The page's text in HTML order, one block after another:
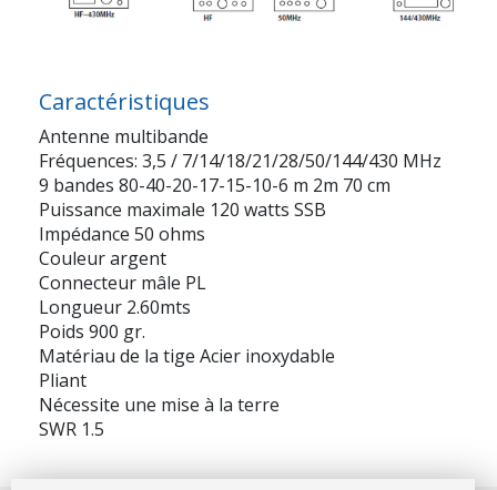
Caractéristiques
Antenne multibande
Fréquences: 3,5 / 7/14/18/21/28/50/144/430 MHz
9 bandes 80-40-20-17-15-10-6 m 2m 70 cm
Puissance maximale 120 watts SSB
Impédance 50 ohms
Couleur argent
Connecteur mâle PL
Longueur 2.60mts
Poids 900 gr.
Matériau de la tige Acier inoxydable
Pliant
Nécessite une mise à la terre
SWR 1.5